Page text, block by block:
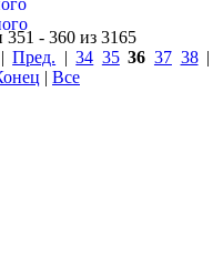
351 - 360 из 3165
|Пред. |34 35 36 37 38|
| Все